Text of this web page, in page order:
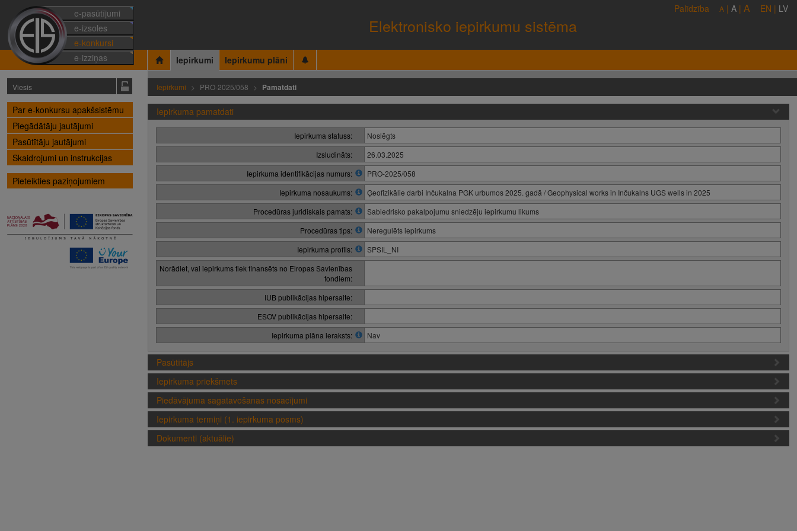
e-pasūtījumi
e-izsoles
e-konkursi
e-izziņas
Elektronisko iepirkumu sistēma
Palīdzība A | A | A EN | LV
Iepirkumi Iepirkumu plāni
Viesis
Par e-konkursu apakšsistēmu
Piegādātāju jautājumi
Pasūtītāju jautājumi
Skaidrojumi un instrukcijas
Pieteikties paziņojumiem
Iepirkumi PRO-2025/058 Pamatdati
Iepirkuma pamatdati
Iepirkuma statuss:
Noslēgts
Izsludināts:
26.03.2025
Iepirkuma identifikācijas numurs:
PRO-2025/058
Iepirkuma nosaukums:
Ģeofizikālie darbi Inčukalna PGK urbumos 2025. gadā / Geophysical works in Inčukalns UGS wells in 2025
Procedūras juridiskais pamats:
Sabiedrisko pakalpojumu sniedzēju iepirkumu likums
Procedūras tips:
Neregulēts iepirkums
Iepirkuma profils:
SPSIL_NI
Norādiet, vai iepirkums tiek finansēts no Eiropas Savienības
fondiem:
IUB publikācijas hipersaite:
ESOV publikācijas hipersaite:
Iepirkuma plāna ieraksts:
Nav
Pasūtītājs
Iepirkuma priekšmets
Piedāvājuma sagatavošanas nosacījumi
Iepirkuma termiņi (1. iepirkuma posms)
Dokumenti (aktuālie)